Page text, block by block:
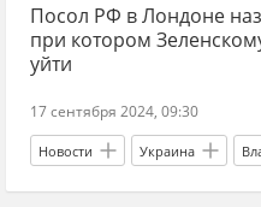
многополярный мир
Евразия
Посол РФ в Лондоне
при котором
уйти
17 сентября 2024, 09:30
Новости Украина
Россия Лондон НАТО